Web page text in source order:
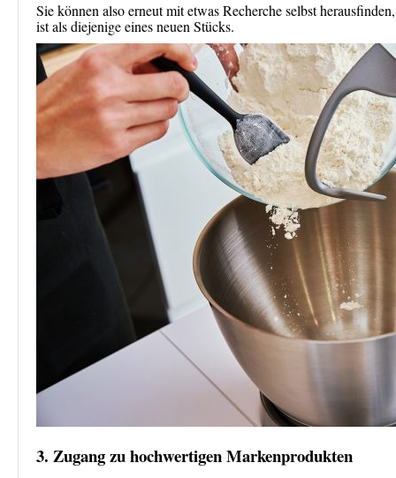
Sie können also erneut mit etwas Recherche selbst
ist als diejenige eines neuen Stücks.
3. Zugang zu hochwertigen Markenprodukten